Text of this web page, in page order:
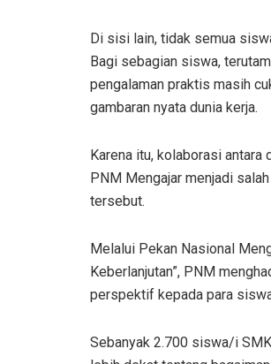
Di sisi lain, tidak semua
Bagi sebagian siswa,
pengalaman praktis masih
gambaran nyata dunia kerja.
Karena itu, kolaborasi antara
PNM Mengajar menjadi
tersebut.
Melalui Pekan Nasional
Keberlanjutan”, PNM
perspektif kepada para
Sebanyak 2.700 siswa/i